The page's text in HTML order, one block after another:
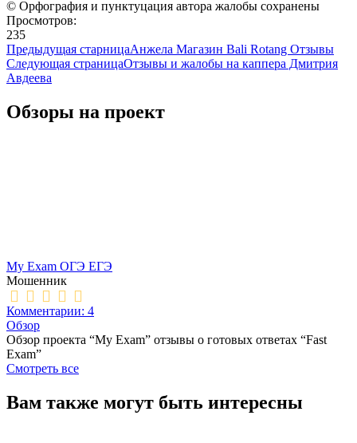
© Орфография и пунктуцация автора жалобы сохранены
Просмотров:
235
Предыдущая старницаАнжела Магазин Bali Rotang Отзывы
Следующая страницаОтзывы и жалобы на каппера Дмитрия
Авдеева
Обзоры на проект
My Exam ОГЭ ЕГЭ
Мошенник
Комментарии: 4
Обзор
Обзор проекта “My Exam” отзывы о готовых ответах “Fast
Exam”
Смотреть все
Вам также могут быть интересны